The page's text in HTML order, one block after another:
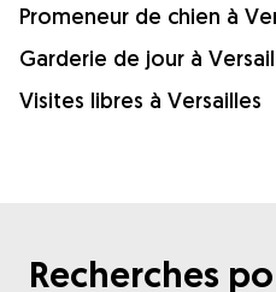
Promeneur de chien à
Garderie de jour à
Visites libres à Versailles
Recherches